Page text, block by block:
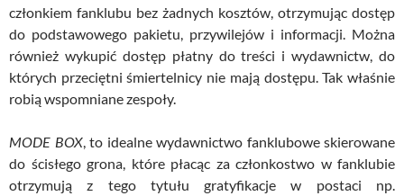
członkiem fanklubu bez żadnych kosztów, otrzymując dostęp
do podstawowego pakietu, przywilejów i informacji. Można
również wykupić dostęp płatny do treści i wydawnictw, do
których przeciętni śmiertelnicy nie mają dostępu. Tak właśnie
robią wspomniane zespoły.
MODE BOX, to idealne wydawnictwo fanklubowe skierowane
do ścisłego grona, które płacąc za członkostwo w fanklubie
otrzymują z tego tytułu gratyfikacje w postaci np.